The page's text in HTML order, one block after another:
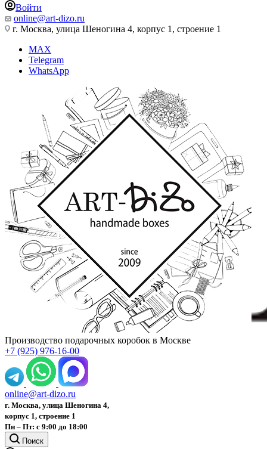
Войти
online@art-dizo.ru
г. Москва, улица Шеногина 4, корпус 1, строение 1
MAX
Telegram
WhatsApp
Производство подарочных коробок в Москве
+7 (925) 976-16-00
online@art-dizo.ru
г. Москва, улица Шеногина 4,
корпус 1, строение 1
Пн – Пт: с 9:00 до 18:00
Поиск